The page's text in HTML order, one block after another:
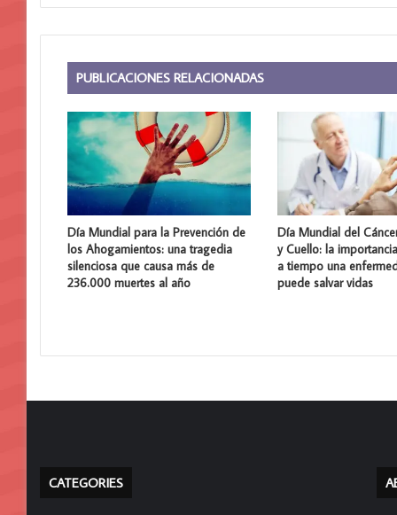
PUBLICACIONES RELACIONADAS
Día Mundial para la Prevención de
los Ahogamientos: una tragedia
silenciosa que causa más de
236.000 muertes al año
Día Mundial del
y Cuello: la
a tiempo una
puede salvar vidas
CATEGORIES